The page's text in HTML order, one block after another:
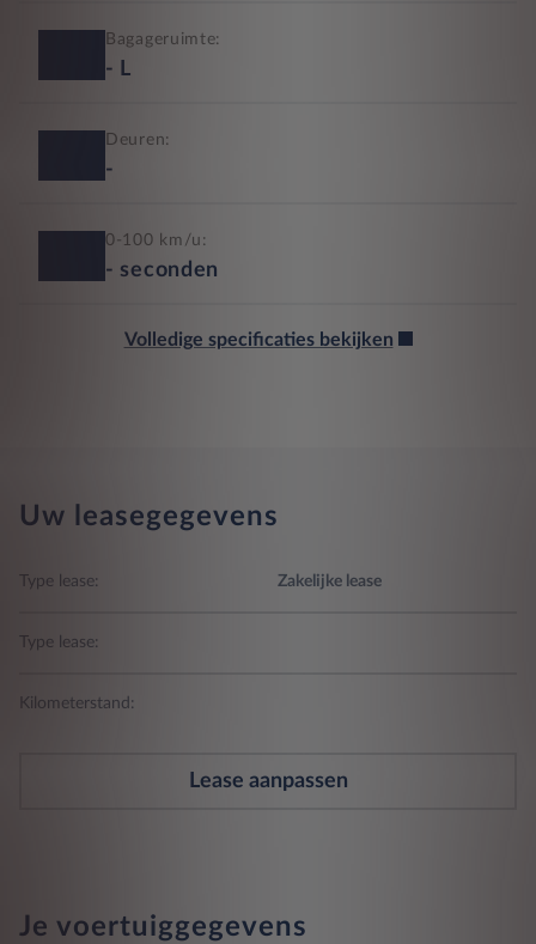
Bagageruimte:
- L
Deuren:
-
0-100 km/u:
- seconden
Volledige specificaties bekijken
Uw leasegegevens
Type lease: Zakelijke lease
Type lease:
Kilometerstand:
Lease aanpassen
Je voertuiggegevens